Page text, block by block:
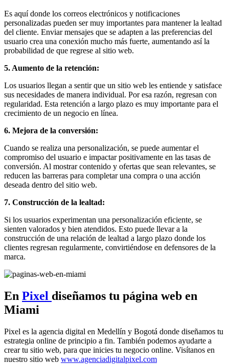
Es aquí donde los correos electrónicos y notificaciones
personalizadas pueden ser muy importantes para mantener la lealtad
del cliente. Enviar mensajes que se adapten a las preferencias del
usuario crea una conexión mucho más fuerte, aumentando así la
probabilidad de que regrese al sitio web.
5. Aumento de la retención:
Los usuarios llegan a sentir que un sitio web les entiende y satisface
sus necesidades de manera individual. Por esa razón, regresan con
regularidad. Esta retención a largo plazo es muy importante para el
crecimiento de un negocio en línea.
6. Mejora de la conversión:
Cuando se realiza una personalización, se puede aumentar el
compromiso del usuario e impactar positivamente en las tasas de
conversión. Al mostrar contenido y ofertas que sean relevantes, se
reducen las barreras para completar una compra o una acción
deseada dentro del sitio web.
7. Construcción de la lealtad:
Si los usuarios experimentan una personalización eficiente, se
sienten valorados y bien atendidos. Esto puede llevar a la
construcción de una relación de lealtad a largo plazo donde los
clientes regresan regularmente, convirtiéndose en defensores de la
marca.
En Pixel diseñamos tu página web en
Miami
Pixel es la agencia digital en Medellín y Bogotá donde diseñamos tu
estrategia online de principio a fin. También podemos ayudarte a
crear tu sitio web, para que inicies tu negocio online. Visítanos en
nuestro sitio web www.agenciadigitalpixel.com